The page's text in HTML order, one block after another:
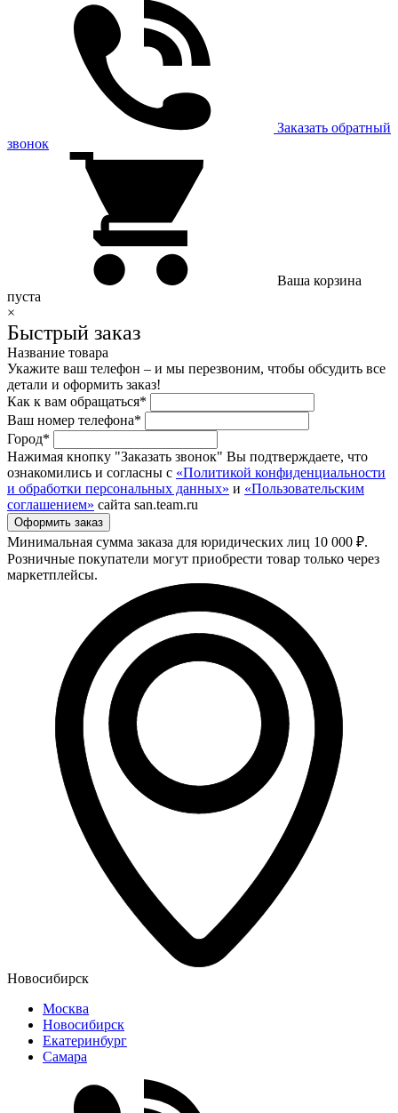
Заказать обратный
звонок
Ваша корзина
пуста
×
Быстрый заказ
Название товара
Укажите ваш телефон – и мы перезвоним, чтобы обсудить все
детали и оформить заказ!
Как к вам обращаться*
Ваш номер телефона*
Город*
Нажимая кнопку "Заказать звонок" Вы подтверждаете, что
ознакомились и согласны с «Политикой конфиденциальности
и обработки персональных данных» и «Пользовательским
соглашением» сайта san.team.ru
Минимальная сумма заказа для юридических лиц 10 000 ₽.
Розничные покупатели могут приобрести товар только через
маркетплейсы.
Новосибирск
Москва
Новосибирск
Екатеринбург
Самара